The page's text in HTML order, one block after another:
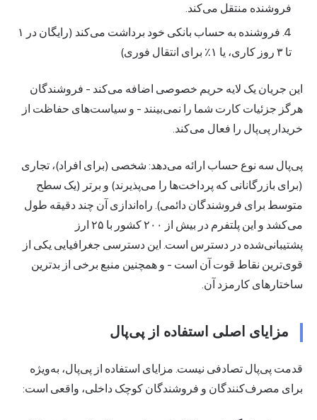
فروشنده منتقل می‌کند.
فروشنده به حساب بانکی خود برداشت می‌کند (رایگان در ۱
تا ۳ روز کاری، یا ۱٪ برای انتقال فوری)
این جریان یک لایه حریم خصوصی اضافه می‌کند - فروشندگان
هرگز جزئیات کارت شما را نمی‌بینند - و سیاست‌های حفاظت از
خریدار پی‌پال را فعال می‌کند.
پی‌پال سه نوع حساب ارائه می‌دهد: شخصی (برای افراد)، تجاری
(برای بازرگانانی که پرداخت‌ها را می‌پذیرند) و برتر (یک سطح
متوسط برای فروشندگان دائمی). راه‌اندازی آن چند دقیقه طول
می‌کشد و این پلتفرم در بیش از ۲۰۰ کشور با ۲۵ ارز
پشتیبانی‌شده در دسترس است. این دسترسی جغرافیایی یکی از
قوی‌ترین نقاط قوت آن است - و همچنین منبع برخی از بدترین
ساختارهای کارمزد آن.
مزایای اصلی استفاده از پی‌پال
قدمت پی‌پال تصادفی نیست. مزایای استفاده از پی‌پال، به‌ویژه
برای مصرف‌کنندگان و فروشندگان کوچک داخلی، واقعی است: